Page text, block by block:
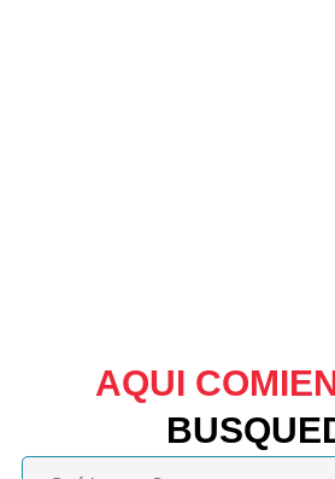
AQUI
Buscar: